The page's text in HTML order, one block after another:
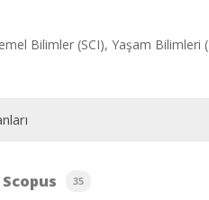
Bilimler (SCI), Yaşam Bilimleri
Scopus 35